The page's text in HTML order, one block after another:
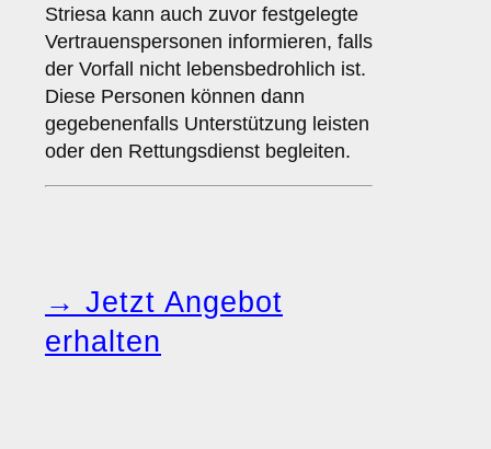
Striesa kann auch zuvor festgelegte
Vertrauenspersonen informieren, falls
der Vorfall nicht lebensbedrohlich ist.
Diese Personen können dann
gegebenenfalls Unterstützung leisten
oder den Rettungsdienst begleiten.
→ Jetzt Angebot
erhalten